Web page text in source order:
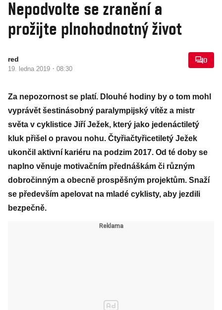
Nepodvolte se zranění a
prožijte plnohodnotný život
red
19. ledna 2019 · 08:30
0
Za nepozornost se platí. Dlouhé hodiny by o tom mohl
vyprávět šestinásobný paralympijský vítěz a mistr
světa v cyklistice Jiří Ježek, který jako jedenáctiletý
kluk přišel o pravou nohu. Čtyřiačtyřicetiletý Ježek
ukončil aktivní kariéru na podzim 2017. Od té doby se
naplno věnuje motivačním přednáškám či různým
dobročinným a obecně prospěšným projektům. Snaží
se především apelovat na mladé cyklisty, aby jezdili
bezpečně.